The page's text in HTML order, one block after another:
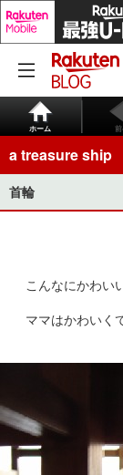
ホーム
a treasure ship
首輪
こんなにかわいい
ママはかわいくて